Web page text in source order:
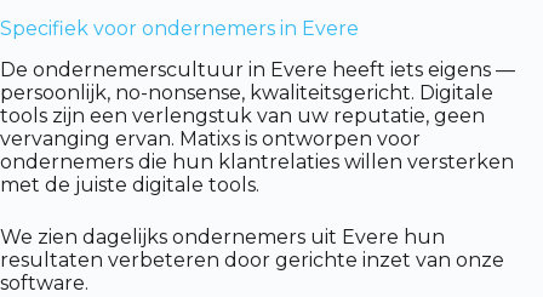
Specifiek voor ondernemers in Evere
De ondernemerscultuur in Evere heeft iets eigens —
persoonlijk, no-nonsense, kwaliteitsgericht. Digitale
tools zijn een verlengstuk van uw reputatie, geen
vervanging ervan. Matixs is ontworpen voor
ondernemers die hun klantrelaties willen versterken
met de juiste digitale tools.
We zien dagelijks ondernemers uit Evere hun
resultaten verbeteren door gerichte inzet van onze
software.